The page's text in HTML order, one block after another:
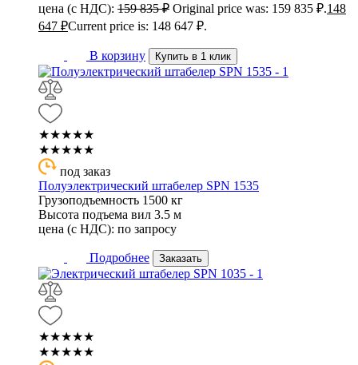
цена (с НДС): 159 835₽ Original price was: 159 835 ₽.148
647 ₽Current price is: 148 647 ₽.
В корзину Купить в 1 клик
★★★★★
★★★★★
под заказ
Полуэлектрический штабелер SPN 1535
Грузоподъемность 1500 кг
Высота подъема вил 3.5 м
цена (с НДС): по запросу
Подробнее Заказать
★★★★★
★★★★★